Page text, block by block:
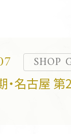
SHOP
・名古屋